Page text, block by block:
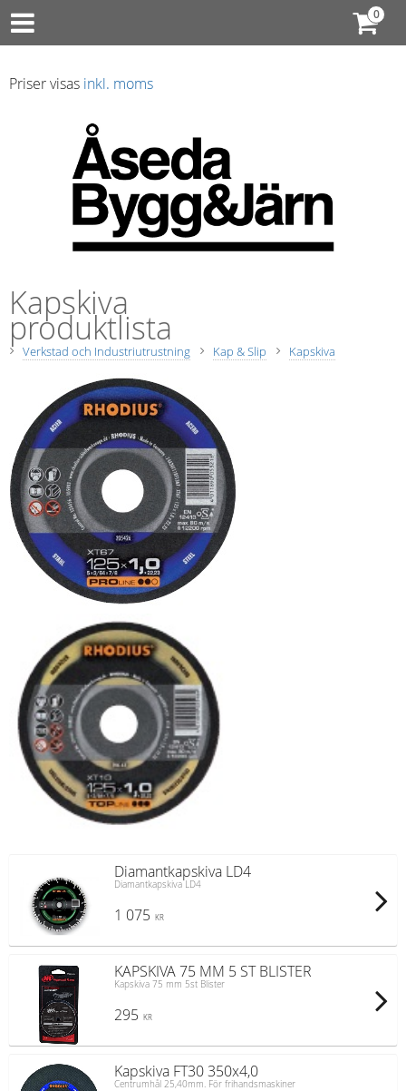
Priser visas inkl. moms
Kapskiva
produktlista
Verkstad och Industriutrustning Kap & Slip Kapskiva
Diamantkapskiva LD4
Diamantkapskiva LD4
1 075 KR
KAPSKIVA 75 MM 5 ST BLISTER
Kapskiva 75 mm 5st Blister
295 KR
Kapskiva FT30 350x4,0
Centrumhål 25,40mm. För frihandsmaskiner